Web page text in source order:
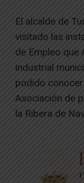
El alcalde de
visitado las
de Empleo que
industrial
podido
Asociación de
la Ribera de